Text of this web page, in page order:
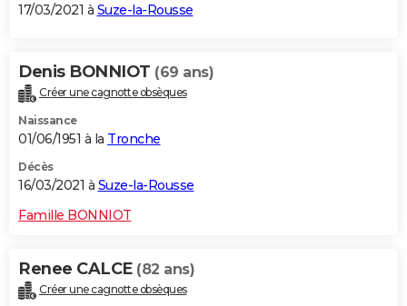
17/03/2021 à Suze-la-Rousse
Denis BONNIOT (69 ans)
Créer une cagnotte obsèques
Naissance
01/06/1951 à la Tronche
Décès
16/03/2021 à Suze-la-Rousse
Famille BONNIOT
Renee CALCE (82 ans)
Créer une cagnotte obsèques